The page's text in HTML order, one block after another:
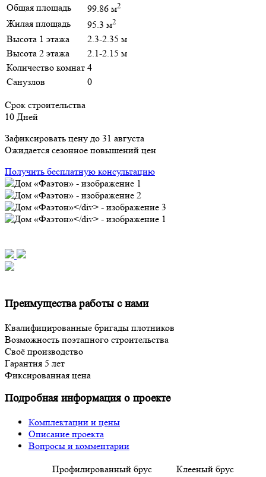
Общая площадь
99.86 м2
Жилая площадь 95.3 м2
Высота 1 этажа
2.3-2.35 м
Высота 2 этажа
2.1-2.15 м
Количество комнат 4
Санузлов
0
Срок строительства
10 Дней
Зафиксировать цену до 31 августа
Ожидается сезонное повышений цен
Получить бесплатную консультацию
Преимущества работы с нами
Квалифицированные бригады плотников
Возможность поэтапного строительства
Своё производство
Гарантия 5 лет
Фиксированная цена
Подробная информация о проекте
Комплектации и цены
Описание проекта
Вопросы и комментарии
Профилированный брус
Клееный брус